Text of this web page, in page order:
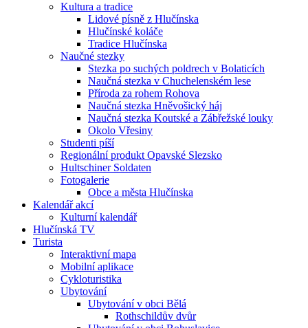
Kultura a tradice
Lidové písně z Hlučínska
Hlučínské koláče
Tradice Hlučínska
Naučné stezky
Stezka po suchých poldrech v Bolaticích
Naučná stezka v Chuchelenském lese
Příroda za rohem Rohova
Naučná stezka Hněvošický háj
Naučná stezka Koutské a Zábřežské louky
Okolo Vřesiny
Studenti píší
Regionální produkt Opavské Slezsko
Hultschiner Soldaten
Fotogalerie
Obce a města Hlučínska
Kalendář akcí
Kulturní kalendář
Hlučínská TV
Turista
Interaktivní mapa
Mobilní aplikace
Cykloturistika
Ubytování
Ubytování v obci Bělá
Rothschildův dvůr